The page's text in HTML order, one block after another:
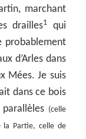
marchant
drailles1
qui
probablement
d’Arles dans
Mées. Je suis
dans ce bois
(celle
la Partie, celle de